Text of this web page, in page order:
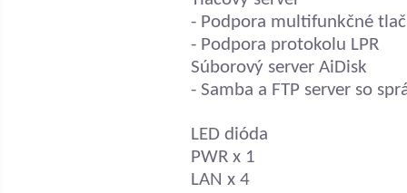
- Podpora multifunkčné
- Podpora protokolu LPR
Súborový server AiDisk
- Samba a FTP server so
LED dióda
PWR x 1
LAN x 4